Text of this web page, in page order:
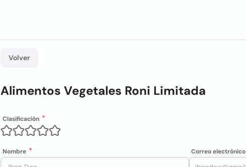
Volver
Alimentos Vegetales Roni Limitada
Clasificación
Nombre Correo electrónico